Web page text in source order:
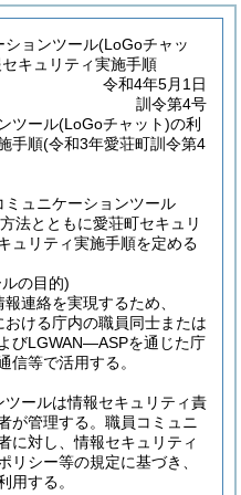
ョンツール(LoGoチャッ
キュリティ実施手順
令和4年5月1日
訓令第4号
ツール(LoGoチャット)の利
手順(令和3年愛荘町訓令第4
ュニケーションツール
法とともに愛荘町セキュリ
ュリティ実施手順を定める
の目的)
連絡を実現するため、
ける庁内の職員同士または
びLGWAN―ASPを通じた庁
信等で活用する。
ールは情報セキュリティ責
が管理する。 職員コミュニ
に対し、情報セキュリティ
リシー等の規定に基づき、
用する。